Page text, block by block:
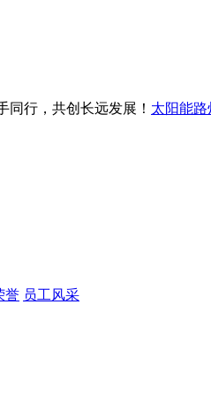
同行，共创长远发展！ 太阳能路
誉 员工风采